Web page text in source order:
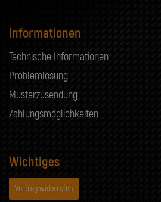
Informationen
Technische Informationen
Problemlösung
Musterzusendung
Zahlungsmöglichkeiten
Wichtiges
Vertrag widerrufen